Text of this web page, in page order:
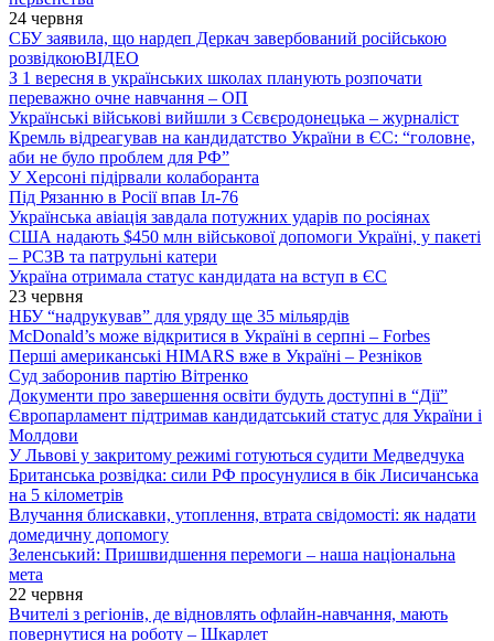
24 червня
СБУ заявила, що нардеп Деркач завербований російською
розвідкоюВІДЕО
З 1 вересня в українських школах планують розпочати
переважно очне навчання – ОП
Українські військові вийшли з Сєвєродонецька – журналіст
Кремль відреагував на кандидатство України в ЄС: “головне,
аби не було проблем для РФ”
У Херсоні підірвали колаборанта
Під Рязанню в Росії впав Іл-76
Українська авіація завдала потужних ударів по росіянах
США надають $450 млн військової допомоги Україні, у пакеті
– РСЗВ та патрульні катери
Україна отримала статус кандидата на вступ в ЄС
23 червня
НБУ “надрукував” для уряду ще 35 мільярдів
McDonald’s може відкритися в Україні в серпні – Forbes
Перші американські HIMARS вже в Україні – Резніков
Суд заборонив партію Вітренко
Документи про завершення освіти будуть доступні в “Дії”
Європарламент підтримав кандидатський статус для України і
Молдови
У Львові у закритому режимі готуються судити Медведчука
Британська розвідка: сили РФ просунулися в бік Лисичанська
на 5 кілометрів
Влучання блискавки, утоплення, втрата свідомості: як надати
домедичну допомогу
Зеленський: Пришвидшення перемоги – наша національна
мета
22 червня
Вчителі з регіонів, де відновлять офлайн-навчання, мають
повернутися на роботу – Шкарлет